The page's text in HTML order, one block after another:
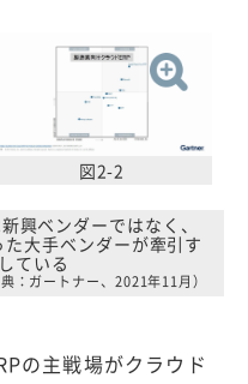
図2-2
興ベンダーではなく、
大手ベンダーが牽引す
ている
典：ガートナー、2021年11月）
の主戦場がクラウド